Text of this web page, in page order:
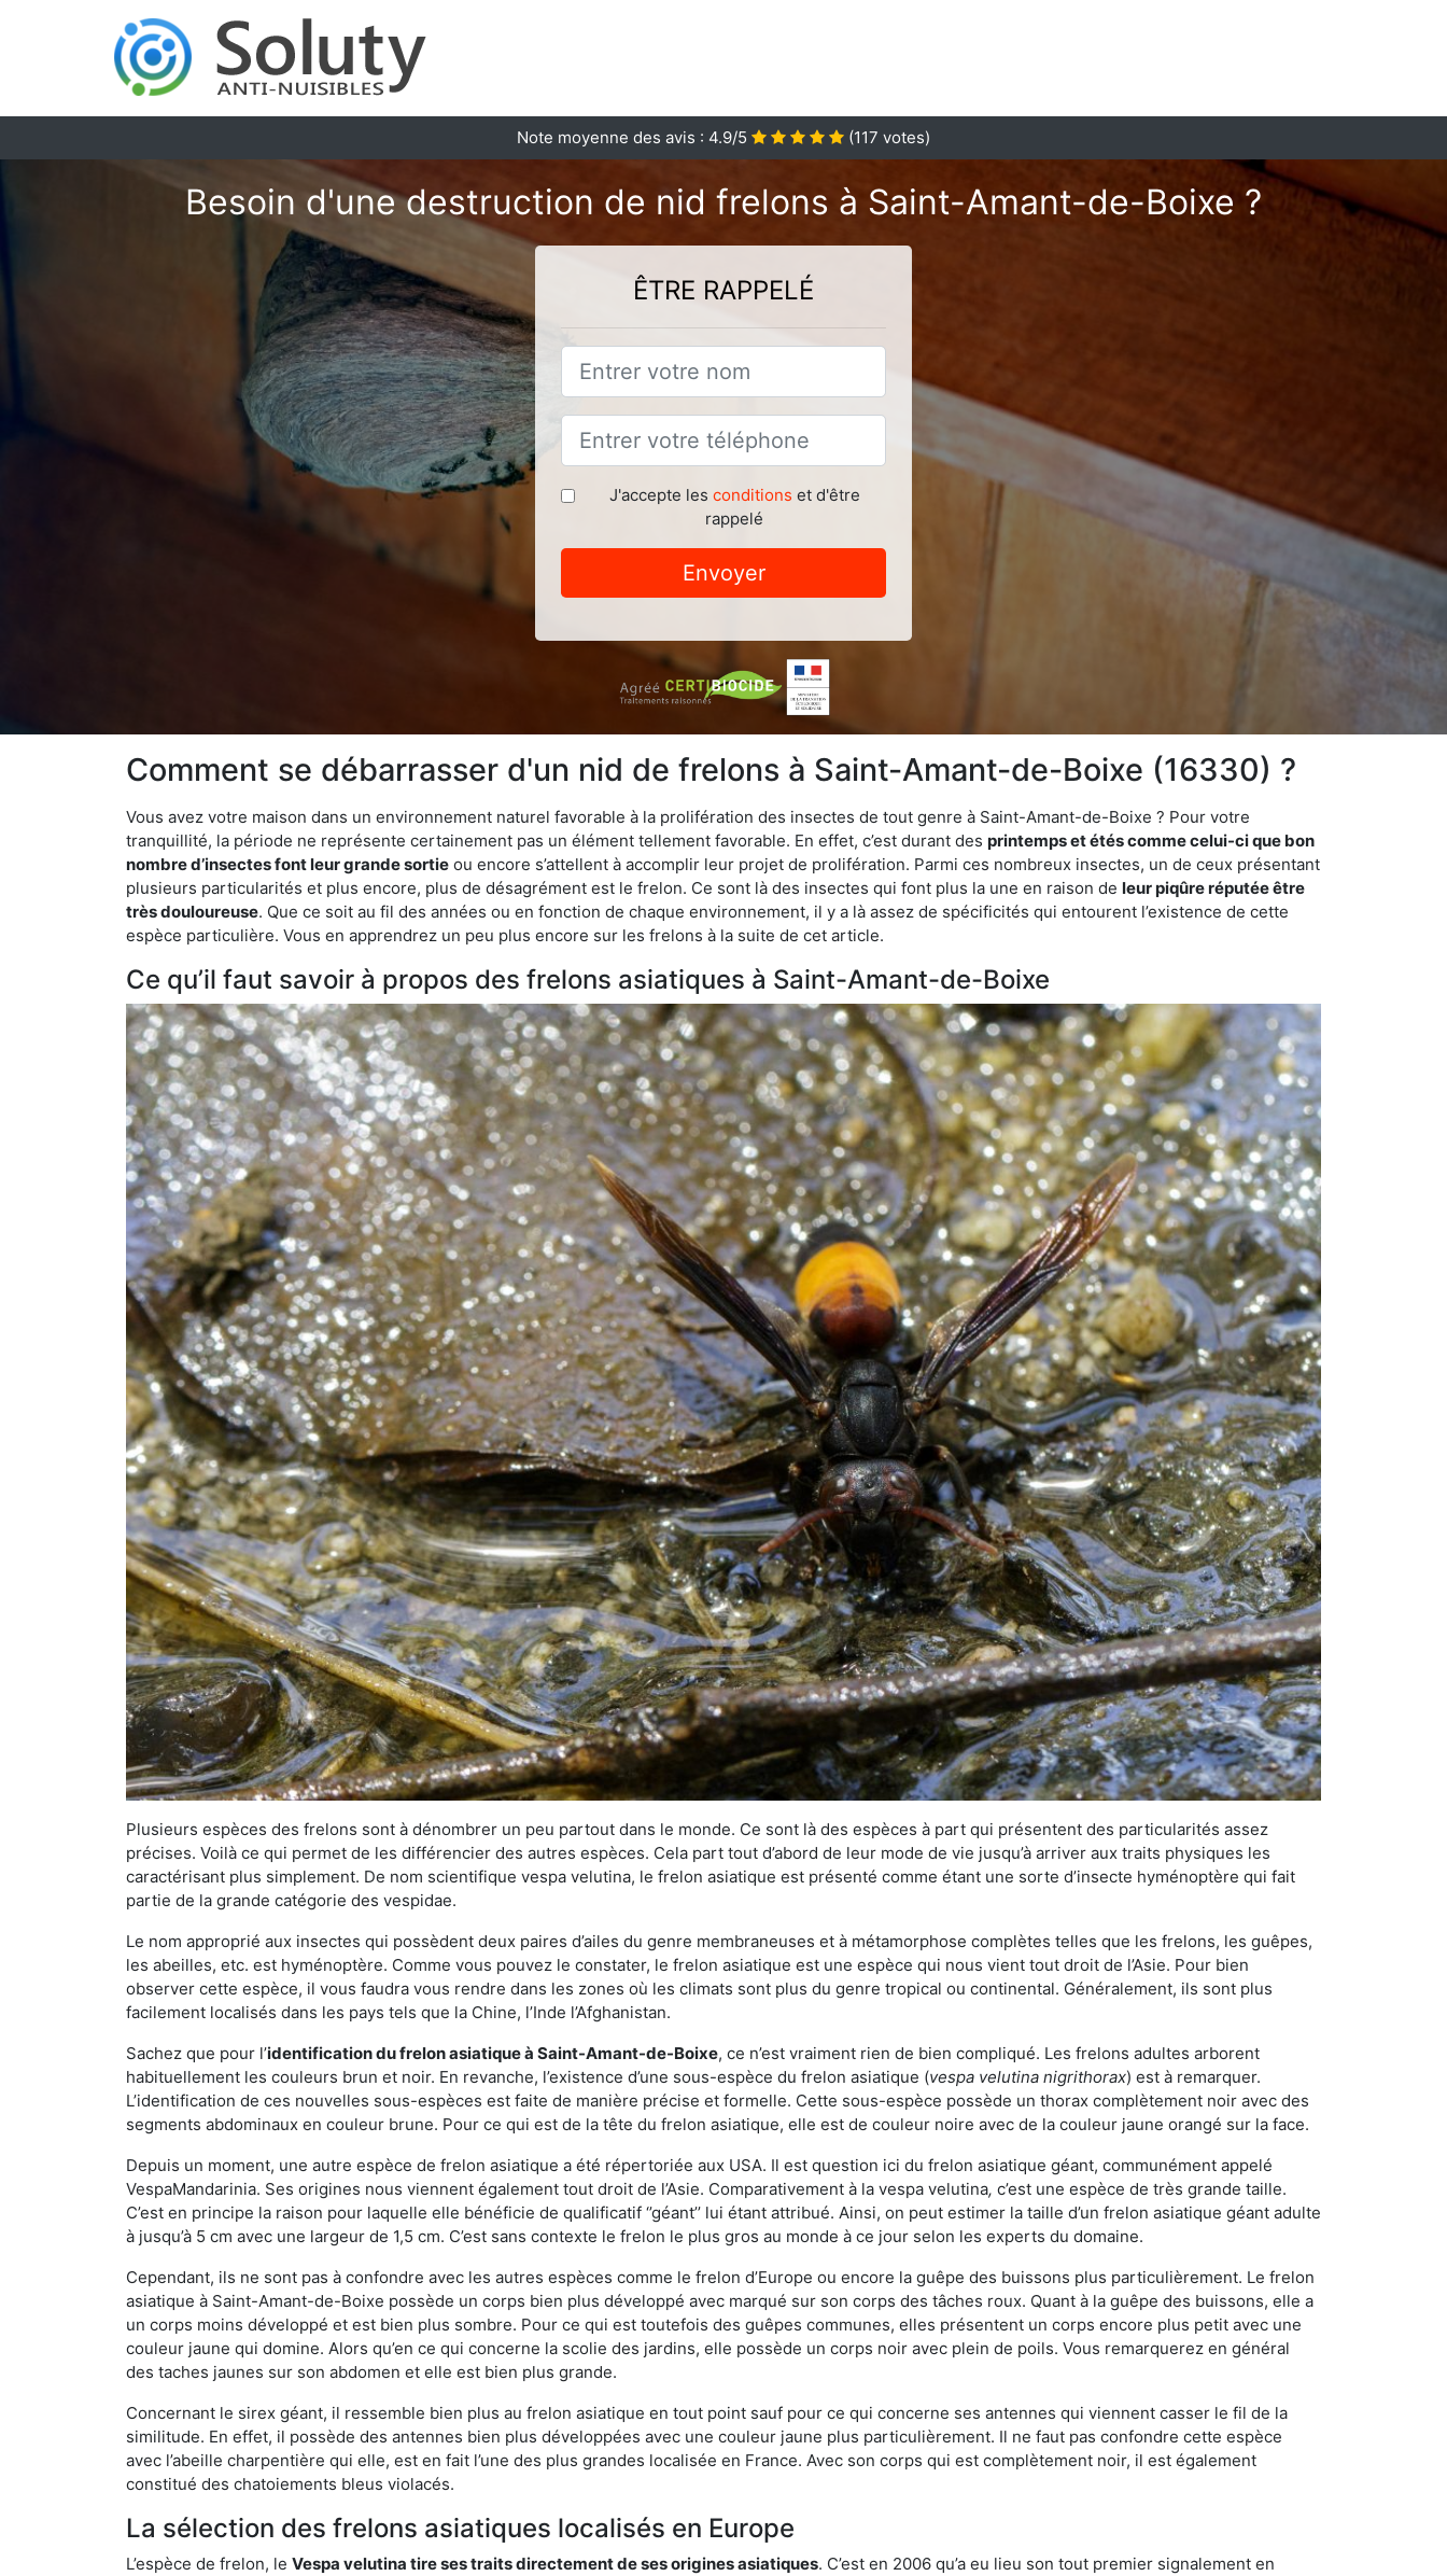
Note moyenne des avis : 4.9/5 (117 votes)
Besoin d'une destruction de nid frelons à Saint-Amant-de-Boixe ?
ÊTRE RAPPELÉ
J'accepte les conditions et d'être
rappelé
Envoyer
Comment se débarrasser d'un nid de frelons à Saint-Amant-de-Boixe (16330) ?
Vous avez votre maison dans un environnement naturel favorable à la prolifération des insectes de tout genre à Saint-Amant-de-Boixe ? Pour votre
tranquillité, la période ne représente certainement pas un élément tellement favorable. En effet, c’est durant des printemps et étés comme celui-ci que bon
nombre d’insectes font leur grande sortie ou encore s’attellent à accomplir leur projet de prolifération. Parmi ces nombreux insectes, un de ceux présentant
plusieurs particularités et plus encore, plus de désagrément est le frelon. Ce sont là des insectes qui font plus la une en raison de leur piqûre réputée être
très douloureuse. Que ce soit au fil des années ou en fonction de chaque environnement, il y a là assez de spécificités qui entourent l’existence de cette
espèce particulière. Vous en apprendrez un peu plus encore sur les frelons à la suite de cet article.
Ce qu’il faut savoir à propos des frelons asiatiques à Saint-Amant-de-Boixe
Plusieurs espèces des frelons sont à dénombrer un peu partout dans le monde. Ce sont là des espèces à part qui présentent des particularités assez
précises. Voilà ce qui permet de les différencier des autres espèces. Cela part tout d’abord de leur mode de vie jusqu’à arriver aux traits physiques les
caractérisant plus simplement. De nom scientifique vespa velutina, le frelon asiatique est présenté comme étant une sorte d’insecte hyménoptère qui fait
partie de la grande catégorie des vespidae.
Le nom approprié aux insectes qui possèdent deux paires d’ailes du genre membraneuses et à métamorphose complètes telles que les frelons, les guêpes,
les abeilles, etc. est hyménoptère. Comme vous pouvez le constater, le frelon asiatique est une espèce qui nous vient tout droit de l’Asie. Pour bien
observer cette espèce, il vous faudra vous rendre dans les zones où les climats sont plus du genre tropical ou continental. Généralement, ils sont plus
facilement localisés dans les pays tels que la Chine, l’Inde l’Afghanistan.
Sachez que pour l’identification du frelon asiatiqueà Saint-Amant-de-Boixe, ce n’est vraiment rien de bien compliqué. Les frelons adultes arborent
habituellement les couleurs brun et noir. En revanche, l’existence d’une sous-espèce du frelon asiatique (vespa velutina nigrithorax) est à remarquer.
L’identification de ces nouvelles sous-espèces est faite de manière précise et formelle. Cette sous-espèce possède un thorax complètement noir avec des
segments abdominaux en couleur brune. Pour ce qui est de la tête du frelon asiatique, elle est de couleur noire avec de la couleur jaune orangé sur la face.
Depuis un moment, une autre espèce de frelon asiatique a été répertoriée aux USA. Il est question ici du frelon asiatique géant, communément appelé
VespaMandarinia. Ses origines nous viennent également tout droit de l’Asie. Comparativement à la vespa velutina, c’est une espèce de très grande taille.
C’est en principe la raison pour laquelle elle bénéficie de qualificatif ‘’géant’’ lui étant attribué. Ainsi, on peut estimer la taille d’un frelon asiatique géant adulte
à jusqu’à 5 cm avec une largeur de 1,5 cm. C’est sans contexte le frelon le plus gros au monde à ce jour selon les experts du domaine.
Cependant, ils ne sont pas à confondre avec les autres espèces comme le frelon d’Europe ou encore la guêpe des buissons plus particulièrement. Le frelon
asiatique à Saint-Amant-de-Boixe possède un corps bien plus développé avec marqué sur son corps des tâches roux. Quant à la guêpe des buissons, elle a
un corps moins développé et est bien plus sombre. Pour ce qui est toutefois des guêpes communes, elles présentent un corps encore plus petit avec une
couleur jaune qui domine. Alors qu’en ce qui concerne la scolie des jardins, elle possède un corps noir avec plein de poils. Vous remarquerez en général
des taches jaunes sur son abdomen et elle est bien plus grande.
Concernant le sirex géant, il ressemble bien plus au frelon asiatique en tout point sauf pour ce qui concerne ses antennes qui viennent casser le fil de la
similitude. En effet, il possède des antennes bien plus développées avec une couleur jaune plus particulièrement. Il ne faut pas confondre cette espèce
avec l’abeille charpentière qui elle, est en fait l’une des plus grandes localisée en France. Avec son corps qui est complètement noir, il est également
constitué des chatoiements bleus violacés.
La sélection des frelons asiatiques localisés en Europe
L’espèce de frelon, le Vespa velutina tire ses traits directement de ses origines asiatiques. C’est en 2006 qu’a eu lieu son tout premier signalement en